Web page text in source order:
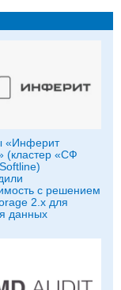
«Инферит
(кластер «СФ
с решением
2.x для
данных